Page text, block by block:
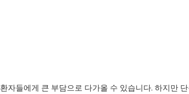
자들에게 큰 부담으로 다가올 수 있습니다. 하지만